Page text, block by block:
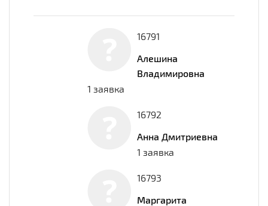
16791
Алешина
Владимировна
1 заявка
16792
Анна Дмитриевна
1 заявка
16793
Маргарита